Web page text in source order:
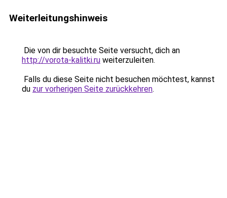
Weiterleitungshinweis
Die von dir besuchte Seite versucht, dich an
http://vorota-kalitki.ru weiterzuleiten.
Falls du diese Seite nicht besuchen möchtest, kannst
du zur vorherigen Seite zurückkehren.